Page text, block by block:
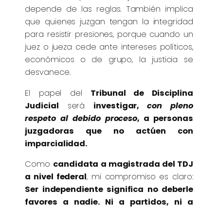
depende de las reglas. También implica
que quienes juzgan tengan la integridad
para resistir presiones, porque cuando un
juez o jueza cede ante intereses políticos,
económicos o de grupo, la justicia se
desvanece.
El papel del Tribunal de Disciplina
Judicial será investigar,con pleno
respeto al debido proceso, a personas
juzgadoras que no actúen con
imparcialidad.
Como candidata a magistrada del TDJ
a nivel federal, mi compromiso es claro:
Ser independiente significa no deberle
favores a nadie. Ni a partidos, ni a